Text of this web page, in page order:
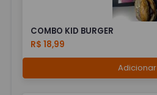
COMBO KID BURGER
R$ 18,99
Adicionar